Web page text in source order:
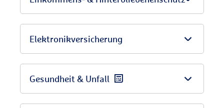
Elektronikversicherung
Gesundheit & Unfall